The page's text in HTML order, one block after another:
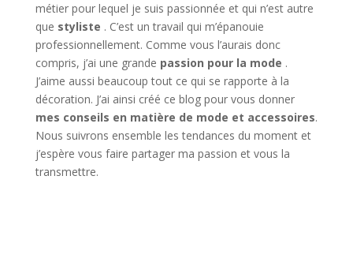
métier pour lequel je suis passionnée et qui n’est autre
que styliste . C’est un travail qui m’épanouie
professionnellement. Comme vous l’aurais donc
compris, j’ai une grande passion pour la mode .
J’aime aussi beaucoup tout ce qui se rapporte à la
décoration. J’ai ainsi créé ce blog pour vous donner
mes conseils en matière de mode et accessoires.
Nous suivrons ensemble les tendances du moment et
j’espère vous faire partager ma passion et vous la
transmettre.